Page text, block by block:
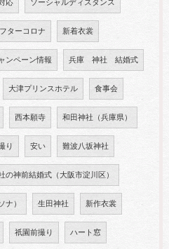
応 ソーシャルディスタンス
ターコロナ 新着衣裳
ンペーン情報 兵庫 神社 結婚式
大津プリンスホテル 食事会
西本願寺 和田神社（兵庫県）
り 安い 難波八坂神社
の神前結婚式（大阪市淀川区）
ナ） 生田神社 新作衣裳
祇園前撮り ハート窓